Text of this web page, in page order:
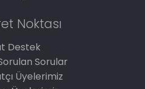
Noktası
Destek
Sorular
Üyelerimiz